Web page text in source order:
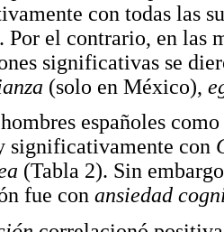
con todas las
Por el contrario, en las
significativas se
(solo en México),
españoles
significativamente con
(Tabla 2). Sin
fue con ansiedad